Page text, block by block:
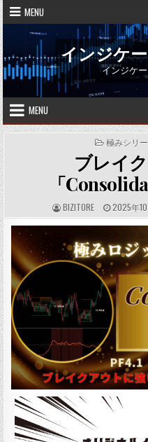
Skip
to
content
MENU
インジケ
インジケ
MENU
POSTED
IN
極みシリ
ブレイ
「
A
U
T
O
R
BIZITORE P
U
B
S
H
E
D
D
A
T
E
:
2025年